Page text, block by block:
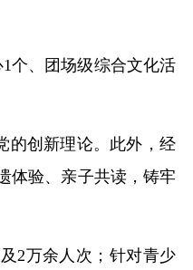
个、团场级综合文化活
的创新理论。此外，经
体验、亲子共读，铸牢
2万余人次；针对青少